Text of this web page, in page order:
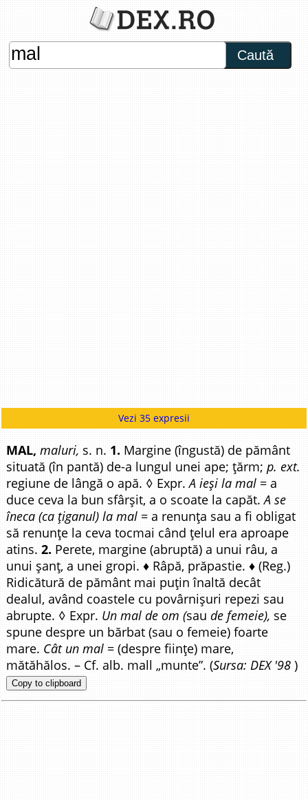
Caută
Vezi 35 expresii
MAL, maluri, s. n. 1. Margine (îngustă) de pământ
situată (în pantă) de-a lungul unei ape; țărm;p. ext.
regiune de lângă o apă. ◊ Expr.A ieși la mal = a
duce ceva la bun sfârșit, a o scoate la capăt.A se
îneca (ca țiganul) la mal = a renunța sau a fi obligat
să renunțe la ceva tocmai când țelul era aproape
atins.2. Perete, margine (abruptă) a unui râu, a
unui șanț, a unei gropi. ♦ Râpă, prăpastie. ♦ (Reg.)
Ridicătură de pământ mai puțin înaltă decât
dealul, având coastele cu povârnișuri repezi sau
abrupte. ◊ Expr. Un mal de om (saude femeie), se
spune despre un bărbat (sau o femeie) foarte
mare. Cât un mal = (despre ființe) mare,
mătăhălos. – Cf. alb. mall „munte”. (Sursa: DEX '98 )
Copy to clipboard